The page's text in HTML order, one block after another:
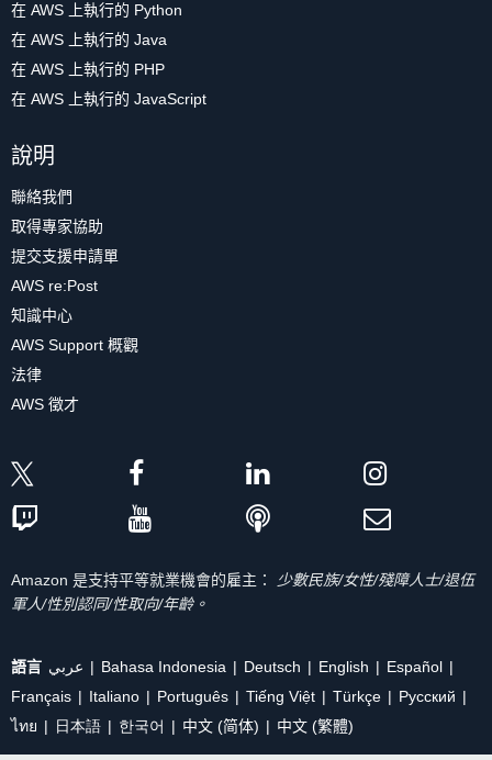
在 AWS 上執行的 Python
在 AWS 上執行的 Java
在 AWS 上執行的 PHP
在 AWS 上執行的 JavaScript
說明
聯絡我們
取得專家協助
提交支援申請單
AWS re:Post
知識中心
AWS Support 概觀
法律
AWS 徵才
Amazon 是支持平等就業機會的雇主：
少數民族/女性/殘障人士/退伍
軍人/性別認同/性取向/年齡。
語言 عربي Bahasa Indonesia Deutsch English
Español
Français
Italiano Português Tiếng Việt Türkçe
Ρусский
ไทย
日本語 한국어 中文 (简体) 中文 (繁體)